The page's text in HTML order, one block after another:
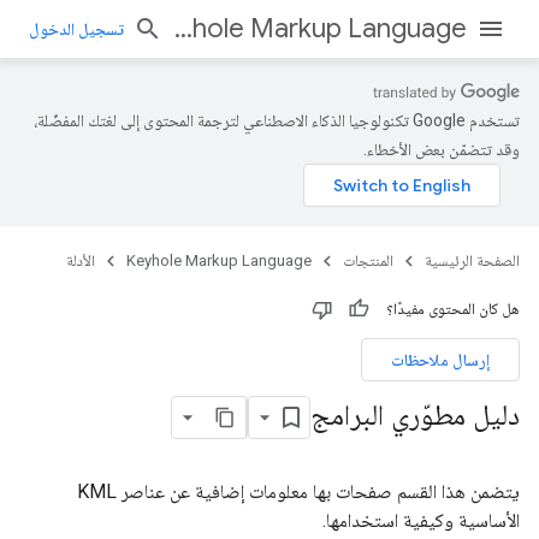
Keyhole Markup Language تسجيل الدخول
تستخدم Google تكنولوجيا الذكاء الاصطناعي لترجمة المحتوى إلى لغتك المفضّلة،
وقد تتضمّن بعض الأخطاء.
الصفحة الرئيسية المنتجات Keyhole Markup Language الأدلة
هل كان المحتوى مفيدًا؟
إرسال ملاحظات
دليل مطوّري البرامج
يتضمن هذا القسم صفحات بها معلومات إضافية عن عناصر KML
الأساسية وكيفية استخدامها.